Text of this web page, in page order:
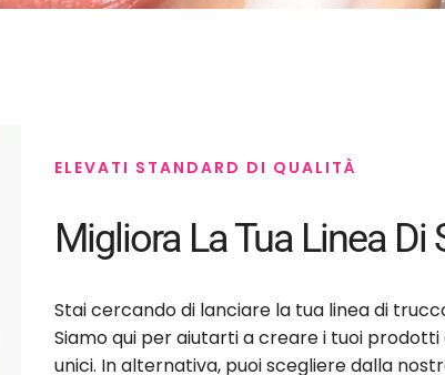
ELEVATI STANDARD DI QUALITÀ
Migliora La Tua Linea Di
Stai cercando di lanciare la tua linea di
Siamo qui per aiutarti a creare i tuoi
unici. In alternativa, puoi scegliere dalla